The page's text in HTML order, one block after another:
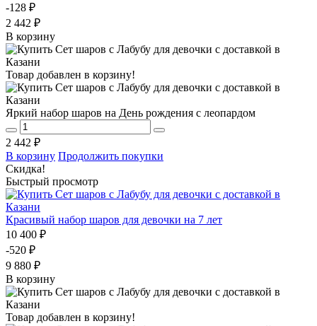
-128 ₽
2 442 ₽
В корзину
Товар добавлен в корзину!
Яркий набор шаров на День рождения с леопардом
2 442 ₽
В корзину Продолжить покупки
Скидка!
Быстрый просмотр
Красивый набор шаров для девочки на 7 лет
10 400 ₽
-520 ₽
9 880 ₽
В корзину
Товар добавлен в корзину!